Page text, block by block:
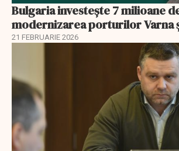
Bulgaria investește 7 milioane
modernizarea porturilor Varna
21 FEBRUARIE 2026